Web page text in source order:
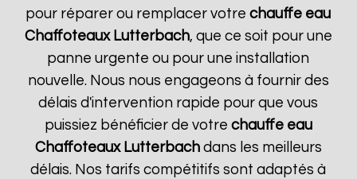
pour réparer ou remplacer votrechauffe eau
Chaffoteaux Lutterbach, que ce soit pour une
panne urgente ou pour une installation
nouvelle. Nous nous engageons à fournir des
délais d'intervention rapide pour que vous
puissiez bénéficier de votre chauffe eau
Chaffoteaux Lutterbachdans les meilleurs
délais. Nos tarifs compétitifs sont adaptés à